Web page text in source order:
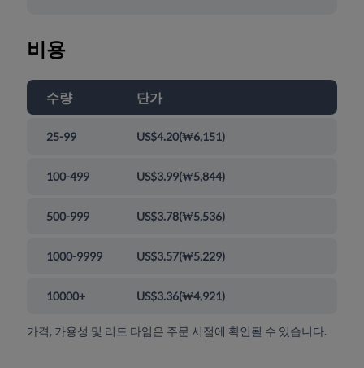
비용
수량 단가
25-99 US$4.20(₩6,151)
100-499 US$3.99(₩5,844)
500-999 US$3.78(₩5,536)
1000-9999 US$3.57(₩5,229)
10000+ US$3.36(₩4,921)
가격, 가용성 및 리드 타임은 주문 시점에 확인될 수 있습니다.